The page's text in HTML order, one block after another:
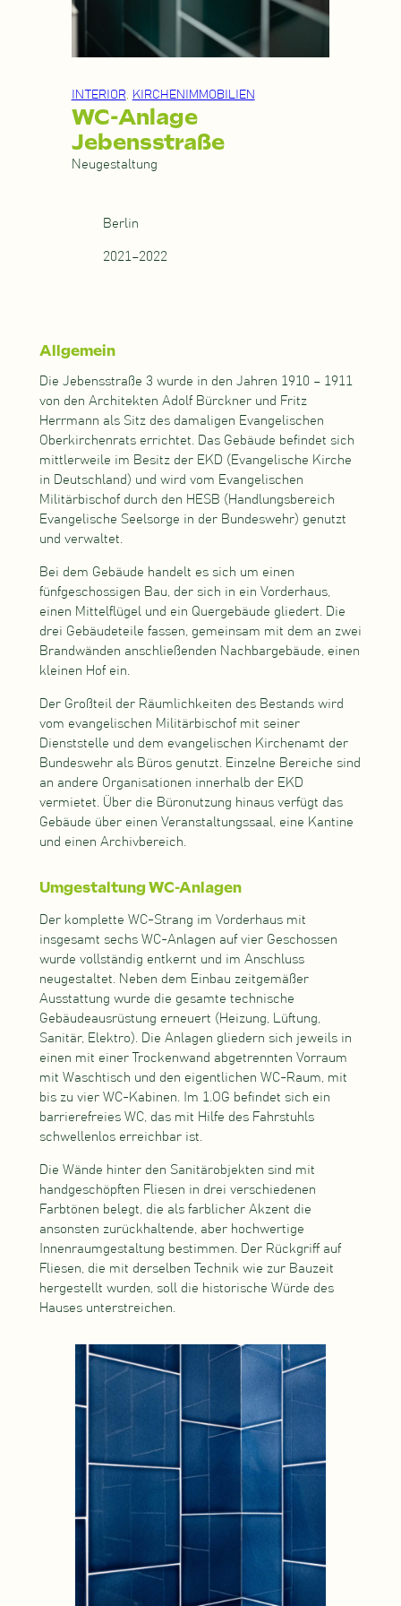
INTERIOR KIRCHENIMMOBILIEN
WC-Anlage
Jebensstraße
Neugestaltung
Berlin
2021–2022
Allgemein
Die Jebensstraße 3 wurde in den Jahren 1910 – 1911
von den Architekten Adolf Bürckner und Fritz
Herrmann als Sitz des damaligen Evangelischen
Oberkirchenrats errichtet. Das Gebäude befindet sich
mittlerweile im Besitz der EKD (Evangelische Kirche
in Deutschland) und wird vom Evangelischen
Militärbischof durch den HESB (Handlungsbereich
Evangelische Seelsorge in der Bundeswehr) genutzt
und verwaltet.
Bei dem Gebäude handelt es sich um einen
fünfgeschossigen Bau, der sich in ein Vorderhaus,
einen Mittelflügel und ein Quergebäude gliedert. Die
drei Gebäudeteile fassen, gemeinsam mit dem an zwei
Brandwänden anschließenden Nachbargebäude, einen
kleinen Hof ein.
Der Großteil der Räumlichkeiten des Bestands wird
vom evangelischen Militärbischof mit seiner
Dienststelle und dem evangelischen Kirchenamt der
Bundeswehr als Büros genutzt. Einzelne Bereiche sind
an andere Organisationen innerhalb der EKD
vermietet. Über die Büronutzung hinaus verfügt das
Gebäude über einen Veranstaltungssaal, eine Kantine
und einen Archivbereich.
Umgestaltung WC-Anlagen
Der komplette WC-Strang im Vorderhaus mit
insgesamt sechs WC-Anlagen auf vier Geschossen
wurde vollständig entkernt und im Anschluss
neugestaltet. Neben dem Einbau zeitgemäßer
Ausstattung wurde die gesamte technische
Gebäudeausrüstung erneuert (Heizung, Lüftung,
Sanitär, Elektro). Die Anlagen gliedern sich jeweils in
einen mit einer Trockenwand abgetrennten Vorraum
mit Waschtisch und den eigentlichen WC-Raum, mit
bis zu vier WC-Kabinen. Im 1.OG befindet sich ein
barrierefreies WC, das mit Hilfe des Fahrstuhls
schwellenlos erreichbar ist.
Die Wände hinter den Sanitärobjekten sind mit
handgeschöpften Fliesen in drei verschiedenen
Farbtönen belegt, die als farblicher Akzent die
ansonsten zurückhaltende, aber hochwertige
Innenraumgestaltung bestimmen. Der Rückgriff auf
Fliesen, die mit derselben Technik wie zur Bauzeit
hergestellt wurden, soll die historische Würde des
Hauses unterstreichen.